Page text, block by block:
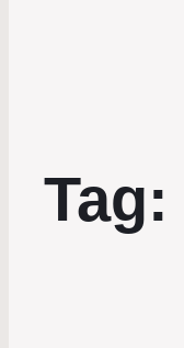
Tag: